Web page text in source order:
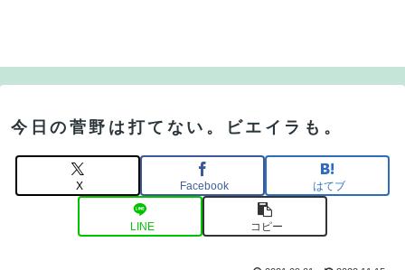
今日の菅野は打てない。ビエイラも。
X Facebook はてブ
LINE コピー